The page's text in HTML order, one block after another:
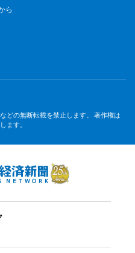
ら
どの無断転載を禁止します。 著作権は
ます。